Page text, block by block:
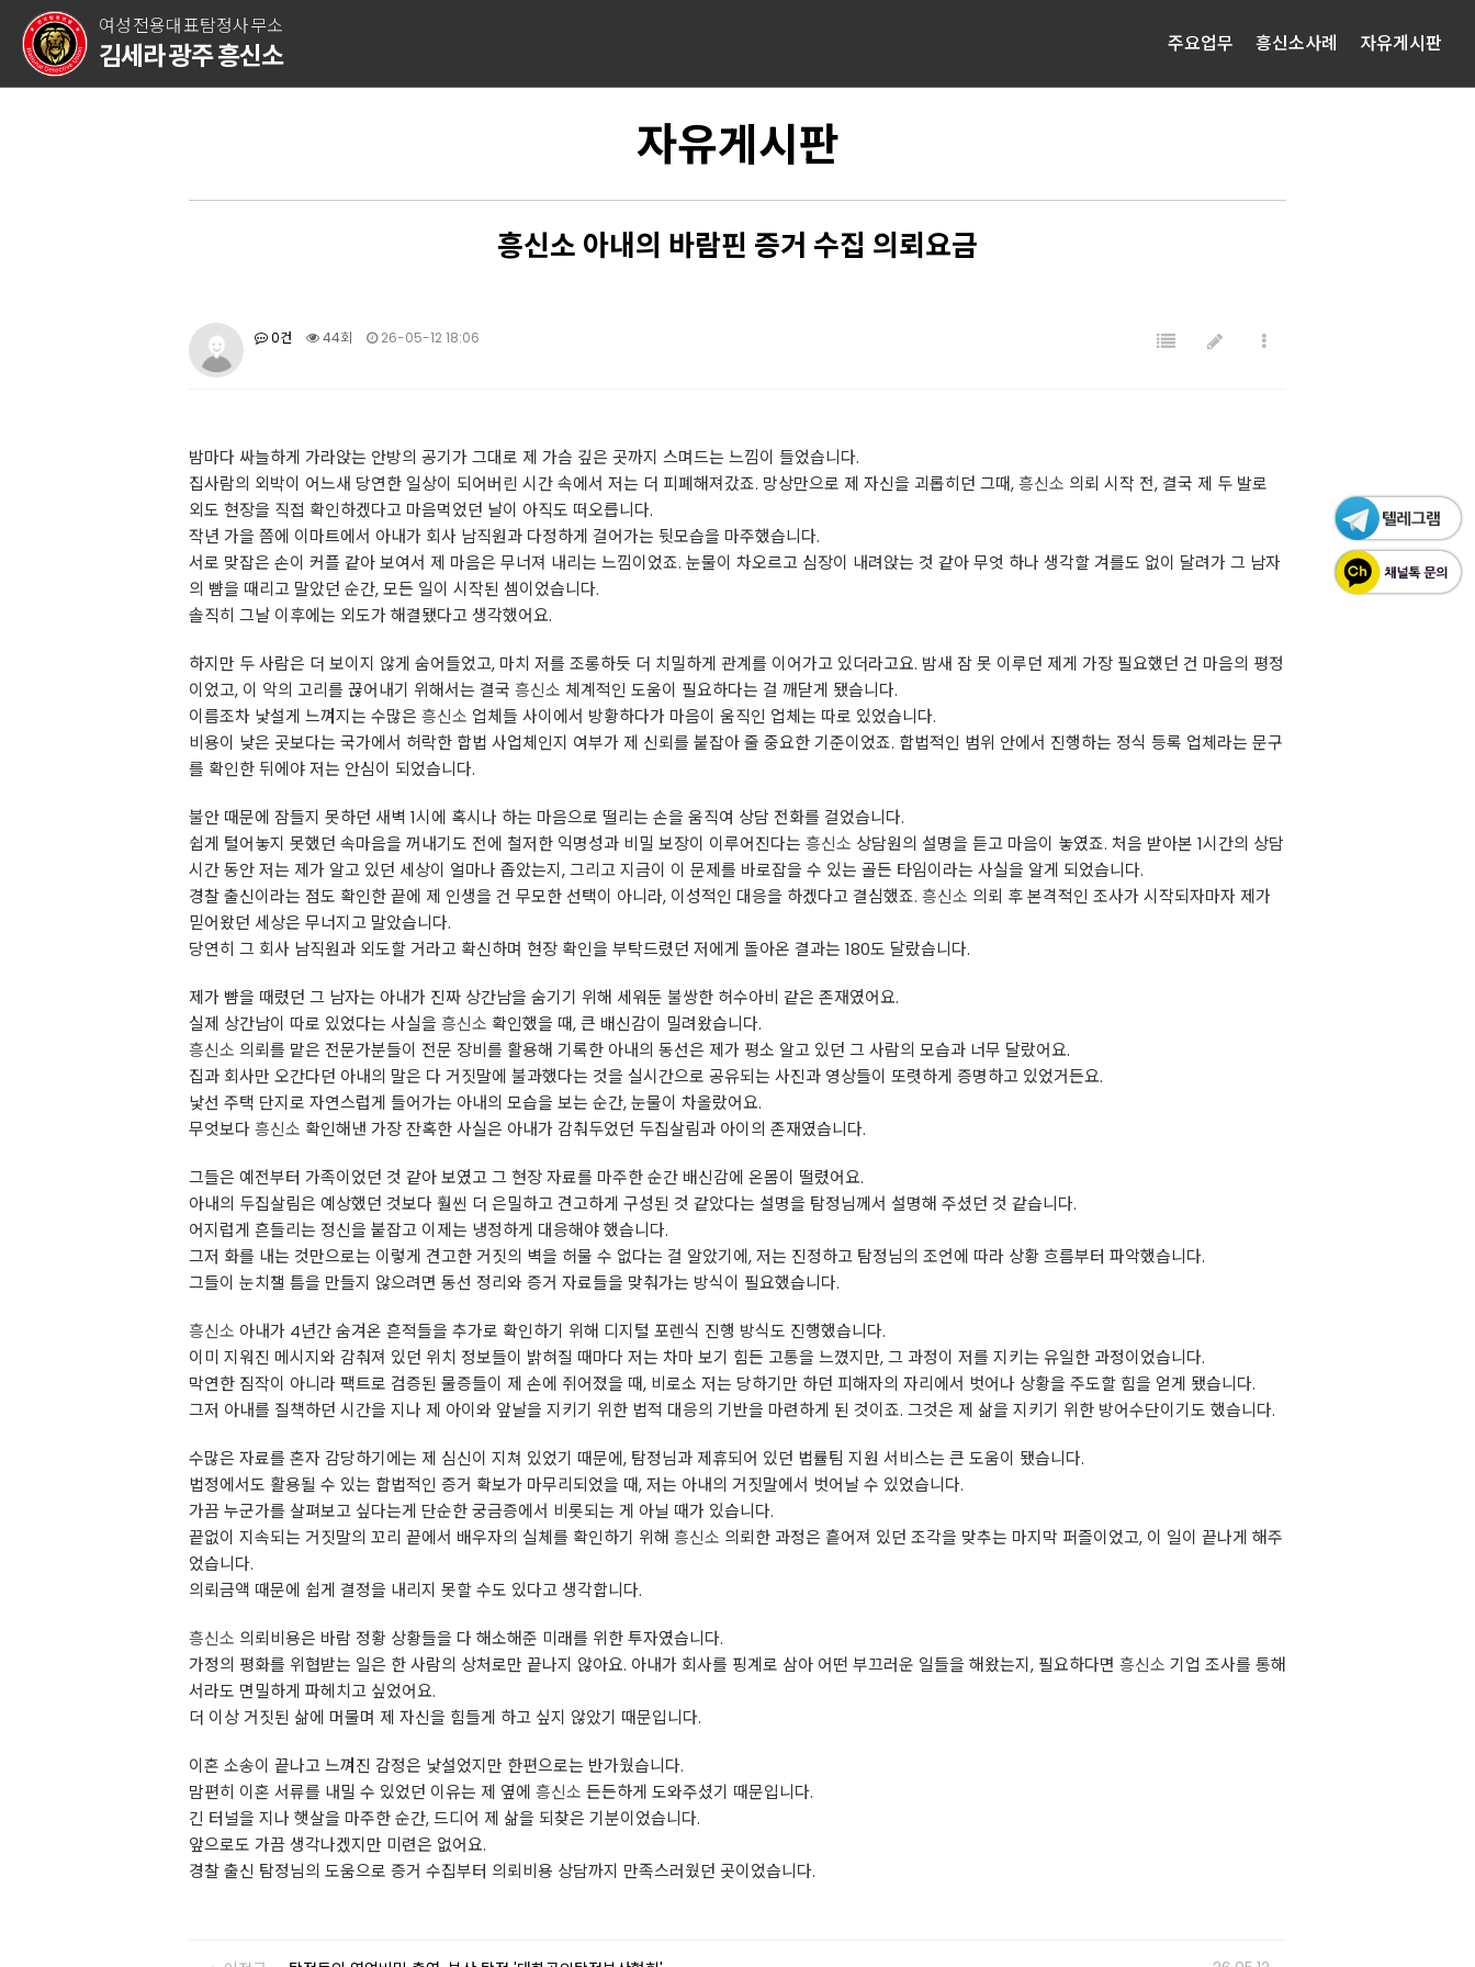
여성전용대표탐정사무소
김세라 광주 흥신소 주요업무 흥신소사례 자유게시판
자유게시판
흥신소 아내의 바람핀 증거 수집 의뢰요금
0건 44회 26-05-12 18:06
밤마다 싸늘하게 가라앉는 안방의 공기가 그대로 제 가슴 깊은 곳까지 스며드는 느낌이 들었습니다.
집사람의 외박이 어느새 당연한 일상이 되어버린 시간 속에서 저는 더 피폐해져갔죠. 망상만으로 제 자신을 괴롭히던 그때,흥신소 의뢰 시작 전, 결국 제 두 발로
외도 현장을 직접 확인하겠다고 마음먹었던 날이 아직도 떠오릅니다.
작년 가을 쯤에 이마트에서 아내가 회사 남직원과 다정하게 걸어가는 뒷모습을 마주했습니다.
서로 맞잡은 손이 커플 같아 보여서 제 마음은 무너져 내리는 느낌이었죠. 눈물이 차오르고 심장이 내려앉는 것 같아 무엇 하나 생각할 겨를도 없이 달려가 그 남자
의 뺨을 때리고 말았던 순간, 모든 일이 시작된 셈이었습니다.
솔직히 그날 이후에는 외도가 해결됐다고 생각했어요.
하지만 두 사람은 더 보이지 않게 숨어들었고, 마치 저를 조롱하듯 더 치밀하게 관계를 이어가고 있더라고요. 밤새 잠 못 이루던 제게 가장 필요했던 건 마음의 평정
이었고, 이 악의 고리를 끊어내기 위해서는 결국 흥신소 체계적인 도움이 필요하다는 걸 깨닫게 됐습니다.
이름조차 낯설게 느껴지는 수많은 흥신소 업체들 사이에서 방황하다가 마음이 움직인 업체는 따로 있었습니다.
비용이 낮은 곳보다는 국가에서 허락한 합법 사업체인지 여부가 제 신뢰를 붙잡아 줄 중요한 기준이었죠. 합법적인 범위 안에서 진행하는 정식 등록 업체라는 문구
를 확인한 뒤에야 저는 안심이 되었습니다.
불안 때문에 잠들지 못하던 새벽 1시에 혹시나 하는 마음으로 떨리는 손을 움직여 상담 전화를 걸었습니다.
쉽게 털어놓지 못했던 속마음을 꺼내기도 전에 철저한 익명성과 비밀 보장이 이루어진다는 흥신소 상담원의 설명을 듣고 마음이 놓였죠. 처음 받아본 1시간의 상담
시간 동안 저는 제가 알고 있던 세상이 얼마나 좁았는지, 그리고 지금이 이 문제를 바로잡을 수 있는 골든 타임이라는 사실을 알게 되었습니다.
경찰 출신이라는 점도 확인한 끝에 제 인생을 건 무모한 선택이 아니라, 이성적인 대응을 하겠다고 결심했죠. 흥신소 의뢰 후 본격적인 조사가 시작되자마자 제가
믿어왔던 세상은 무너지고 말았습니다.
당연히 그 회사 남직원과 외도할 거라고 확신하며 현장 확인을 부탁드렸던 저에게 돌아온 결과는 180도 달랐습니다.
제가 뺨을 때렸던 그 남자는 아내가 진짜 상간남을 숨기기 위해 세워둔 불쌍한 허수아비 같은 존재였어요.
실제 상간남이 따로 있었다는 사실을 흥신소 확인했을 때, 큰 배신감이 밀려왔습니다.
흥신소 의뢰를 맡은 전문가분들이 전문 장비를 활용해 기록한 아내의 동선은 제가 평소 알고 있던 그 사람의 모습과 너무 달랐어요.
집과 회사만 오간다던 아내의 말은 다 거짓말에 불과했다는 것을 실시간으로 공유되는 사진과 영상들이 또렷하게 증명하고 있었거든요.
낯선 주택 단지로 자연스럽게 들어가는 아내의 모습을 보는 순간, 눈물이 차올랐어요.
무엇보다흥신소 확인해낸 가장 잔혹한 사실은 아내가 감춰두었던 두집살림과 아이의 존재였습니다.
그들은 예전부터 가족이었던 것 같아 보였고 그 현장 자료를 마주한 순간 배신감에 온몸이 떨렸어요.
아내의 두집살림은 예상했던 것보다 훨씬 더 은밀하고 견고하게 구성된 것 같았다는 설명을 탐정님께서 설명해 주셨던 것 같습니다.
어지럽게 흔들리는 정신을 붙잡고 이제는 냉정하게 대응해야 했습니다.
그저 화를 내는 것만으로는 이렇게 견고한 거짓의 벽을 허물 수 없다는 걸 알았기에, 저는 진정하고 탐정님의 조언에 따라 상황 흐름부터 파악했습니다.
그들이 눈치챌 틈을 만들지 않으려면 동선 정리와 증거 자료들을 맞춰가는 방식이 필요했습니다.
흥신소 아내가 4년간 숨겨온 흔적들을 추가로 확인하기 위해 디지털 포렌식 진행 방식도 진행했습니다.
이미 지워진 메시지와 감춰져 있던 위치 정보들이 밝혀질 때마다 저는 차마 보기 힘든 고통을 느꼈지만, 그 과정이 저를 지키는 유일한 과정이었습니다.
막연한 짐작이 아니라 팩트로 검증된 물증들이 제 손에 쥐어졌을 때, 비로소 저는 당하기만 하던 피해자의 자리에서 벗어나 상황을 주도할 힘을 얻게 됐습니다.
그저 아내를 질책하던 시간을 지나 제 아이와 앞날을 지키기 위한 법적 대응의 기반을 마련하게 된 것이죠. 그것은 제 삶을 지키기 위한 방어수단이기도 했습니다.
수많은 자료를 혼자 감당하기에는 제 심신이 지쳐 있었기 때문에, 탐정님과 제휴되어 있던 법률팀 지원 서비스는 큰 도움이 됐습니다.
법정에서도 활용될 수 있는 합법적인 증거 확보가 마무리되었을 때, 저는 아내의 거짓말에서 벗어날 수 있었습니다.
가끔 누군가를 살펴보고 싶다는게 단순한 궁금증에서 비롯되는 게 아닐 때가 있습니다.
끝없이 지속되는 거짓말의 꼬리 끝에서 배우자의 실체를 확인하기 위해 흥신소 의뢰한 과정은 흩어져 있던 조각을 맞추는 마지막 퍼즐이었고, 이 일이 끝나게 해주
었습니다.
의뢰금액 때문에 쉽게 결정을 내리지 못할 수도 있다고 생각합니다.
흥신소 의뢰비용은 바람 정황 상황들을 다 해소해준 미래를 위한 투자였습니다.
가정의 평화를 위협받는 일은 한 사람의 상처로만 끝나지 않아요. 아내가 회사를 핑계로 삼아 어떤 부끄러운 일들을 해왔는지, 필요하다면 흥신소 기업 조사를 통해
서라도 면밀하게 파헤치고 싶었어요.
더 이상 거짓된 삶에 머물며 제 자신을 힘들게 하고 싶지 않았기 때문입니다.
이혼 소송이 끝나고 느껴진 감정은 낯설었지만 한편으로는 반가웠습니다.
맘편히 이혼 서류를 내밀 수 있었던 이유는 제 옆에 흥신소 든든하게 도와주셨기 때문입니다.
긴 터널을 지나 햇살을 마주한 순간, 드디어 제 삶을 되찾은 기분이었습니다.
앞으로도 가끔 생각나겠지만 미련은 없어요.
경찰 출신 탐정님의 도움으로 증거 수집부터 의뢰비용 상담까지 만족스러웠던 곳이었습니다.